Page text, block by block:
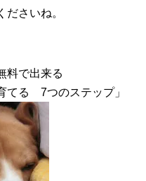
さいね。
料で出来る
てる 7つのステップ」